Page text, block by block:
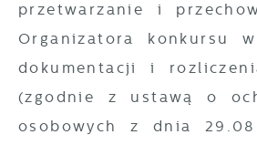
przetwarzanie i
Organizatora konkursu
dokumentacji i
(zgodnie z ustawą o
osobowych z dnia